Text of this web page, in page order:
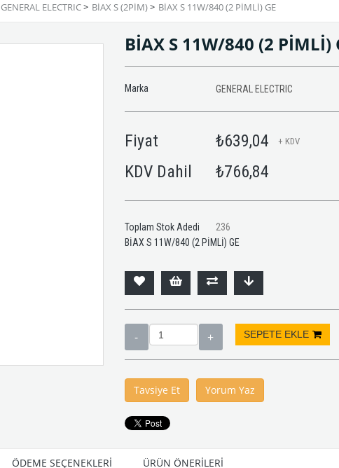
GENERAL ELECTRIC> BİAX S (2PİM)> BİAX S 11W/840 (2 PİMLİ) GE
BİAX S 11W/840 (2 PİMLİ)
Marka GENERAL ELECTRIC
Fiyat ₺639,04 + KDV
KDV Dahil ₺766,84
Toplam Stok Adedi
236
BİAX S 11W/840 (2 PİMLİ) GE
Tavsiye Et Yorum Yaz
ÖDEME SEÇENEKLERI ÜRÜN ÖNERILERI